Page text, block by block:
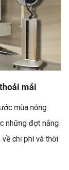
mái
mùa nóng
những đợt nắng
chi phí và thời